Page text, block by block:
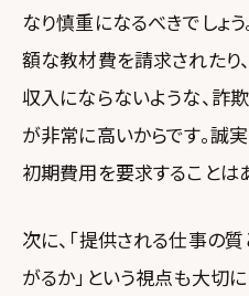
なり慎重になるべきでしょ
額な教材費を請求されたり
収入にならないような、詐
が非常に高いからです。誠
初期費用を要求することは
次に、「提供される仕事の
がるか」という視点も大切